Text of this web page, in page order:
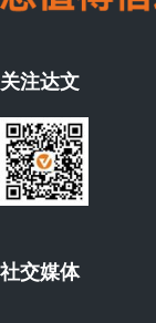
关注达文
社交媒体